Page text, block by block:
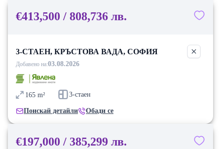
€413,500 / 808,736 лв.
3-СТАЕН, КРЪСТОВА ВАДА, СОФИЯ
Добавено на:03.08.2026
165 m² 3-стаен
Поискай детайли Обади се
€197,000 / 385,299 лв.